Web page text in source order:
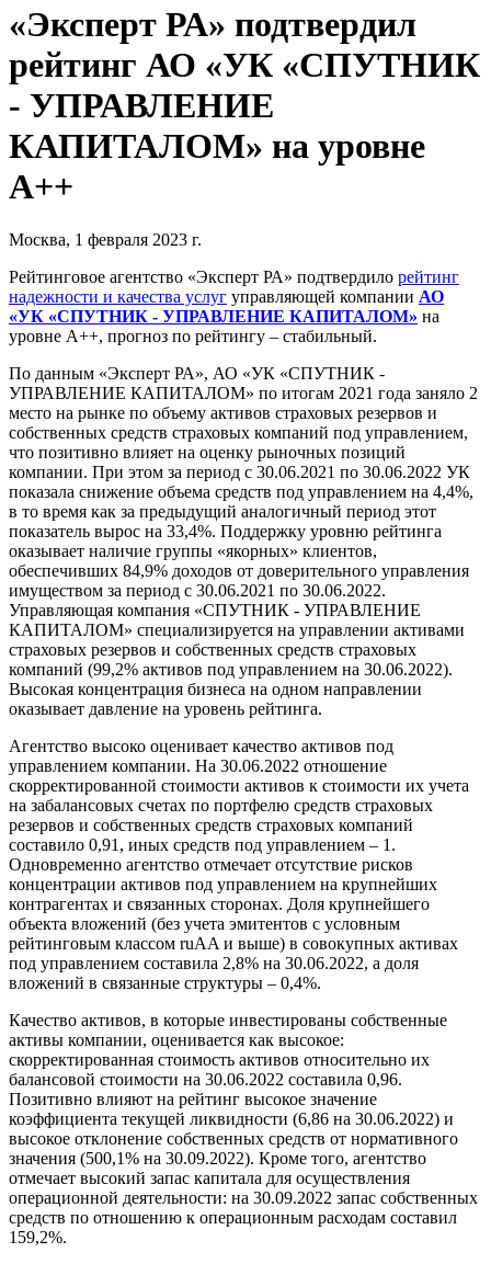
«Эксперт РА» подтвердил
рейтинг АО «УК «СПУТНИК
- УПРАВЛЕНИЕ
КАПИТАЛОМ» на уровне
А++
Москва, 1 февраля 2023 г.
Рейтинговое агентство «Эксперт РА» подтвердило рейтинг
надежности и качества услуг управляющей компании АО
«УК «СПУТНИК - УПРАВЛЕНИЕ КАПИТАЛОМ» на
уровне А++, прогноз по рейтингу – стабильный.
По данным «Эксперт РА», АО «УК «СПУТНИК -
УПРАВЛЕНИЕ КАПИТАЛОМ» по итогам 2021 года заняло 2
место на рынке по объему активов страховых резервов и
собственных средств страховых компаний под управлением,
что позитивно влияет на оценку рыночных позиций
компании. При этом за период с 30.06.2021 по 30.06.2022 УК
показала снижение объема средств под управлением на 4,4%,
в то время как за предыдущий аналогичный период этот
показатель вырос на 33,4%. Поддержку уровню рейтинга
оказывает наличие группы «якорных» клиентов,
обеспечивших 84,9% доходов от доверительного управления
имуществом за период с 30.06.2021 по 30.06.2022.
Управляющая компания «СПУТНИК - УПРАВЛЕНИЕ
КАПИТАЛОМ» специализируется на управлении активами
страховых резервов и собственных средств страховых
компаний (99,2% активов под управлением на 30.06.2022).
Высокая концентрация бизнеса на одном направлении
оказывает давление на уровень рейтинга.
Агентство высоко оценивает качество активов под
управлением компании. На 30.06.2022 отношение
скорректированной стоимости активов к стоимости их учета
на забалансовых счетах по портфелю средств страховых
резервов и собственных средств страховых компаний
составило 0,91, иных средств под управлением – 1.
Одновременно агентство отмечает отсутствие рисков
концентрации активов под управлением на крупнейших
контрагентах и связанных сторонах. Доля крупнейшего
объекта вложений (без учета эмитентов с условным
рейтинговым классом ruAA и выше) в совокупных активах
под управлением составила 2,8% на 30.06.2022, а доля
вложений в связанные структуры – 0,4%.
Качество активов, в которые инвестированы собственные
активы компании, оценивается как высокое:
скорректированная стоимость активов относительно их
балансовой стоимости на 30.06.2022 составила 0,96.
Позитивно влияют на рейтинг высокое значение
коэффициента текущей ликвидности (6,86 на 30.06.2022) и
высокое отклонение собственных средств от нормативного
значения (500,1% на 30.09.2022). Кроме того, агентство
отмечает высокий запас капитала для осуществления
операционной деятельности: на 30.09.2022 запас собственных
средств по отношению к операционным расходам составил
159,2%.